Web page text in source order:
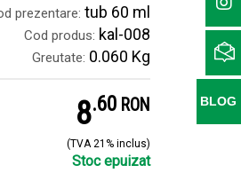
prezentare: tub 60 ml
Cod produs: kal-008
Greutate: 0.060 Kg
8.6 RON
(TVA 21% inclus)
Stoc epuizat
BLOG